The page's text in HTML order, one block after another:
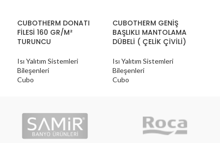
CUBOTHERM DONATI
FİLESİ 160 GR/M²
TURUNCU
Isı Yalıtım Sistemleri
Bileşenleri
Cubo
CUBOTHERM GENİŞ
BAŞLIKLI MANTOLAMA
DÜBELİ ( ÇELİK ÇİVİLİ)
Isı Yalıtım Sistemleri
Bileşenleri
Cubo